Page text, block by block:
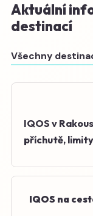
Aktuální
destinací
Všechny
IQOS v
příchutě,
IQOS na